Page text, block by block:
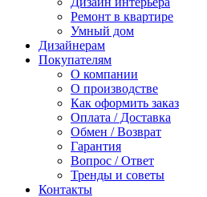
Ремонт в квартире
Умный дом
Дизайнерам
Покупателям
О компании
О производстве
Как оформить заказ
Оплата / Доставка
Обмен / Возврат
Гарантия
Вопрос / Ответ
Тренды и советы
Контакты